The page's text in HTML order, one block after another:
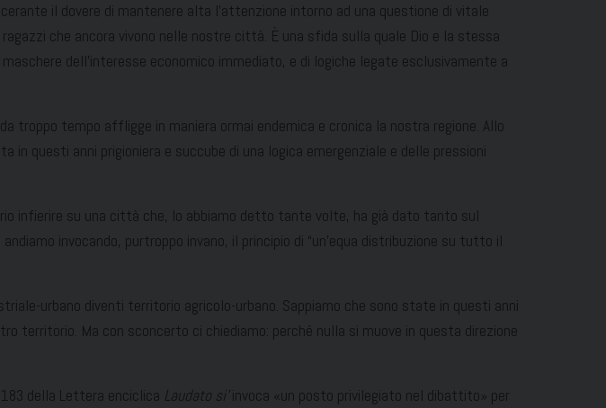
il dovere di mantenere alta l’attenzione intorno ad una questione di vitale
che ancora vivono nelle nostre città. È una sfida sulla quale Dio e la stessa
dell’interesse economico immediato, e di logiche legate esclusivamente a
troppo tempo affligge in maniera ormai endemica e cronica la nostra regione. Allo
questi anni prigioniera e succube di una logica emergenziale e delle pressioni
infierire su una città che, lo abbiamo detto tante volte, ha già dato tanto sul
invocando, purtroppo invano, il principio di “un’equa distribuzione su tutto il
urbano diventi territorio agricolo-urbano. Sappiamo che sono state in questi anni
territorio. Ma con sconcerto ci chiediamo: perché nulla si muove in questa direzione
della Lettera enciclica Laudato si’invoca «un posto privilegiato nel dibattito» per